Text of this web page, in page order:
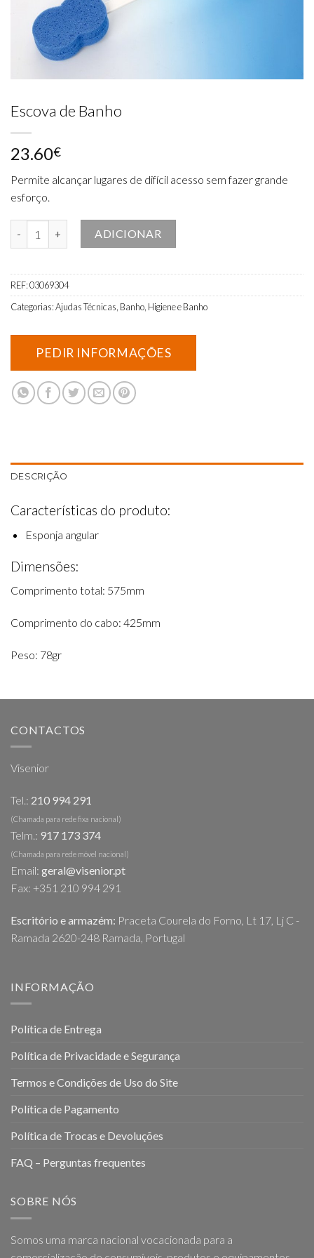
Escova de Banho
23.60€
Permite alcançar lugares de difícil acesso sem fazer grande
esforço.
Quantidade de Escova de Banho
ADICIONAR
REF:03069304
Categorias:Ajudas Técnicas, Banho, Higiene e Banho
DESCRIÇÃO
Características do produto:
Esponja angular
Dimensões:
Comprimento total: 575mm
Comprimento do cabo: 425mm
Peso: 78gr
CONTACTOS
Visenior
Tel.: 210 994 291
(Chamada para rede fixa nacional)
Telm.: 917 173 374
(Chamada para rede móvel nacional)
Email: geral@visenior.pt
Fax: +351 210 994 291
Escritório e armazém: Praceta Courela do Forno, Lt 17, Lj C -
Ramada 2620-248 Ramada, Portugal
INFORMAÇÃO
Política de Entrega
Política de Privacidade e Segurança
Termos e Condições de Uso do Site
Política de Pagamento
Política de Trocas e Devoluções
FAQ – Perguntas frequentes
SOBRE NÓS
Somos uma marca nacional vocacionada para a